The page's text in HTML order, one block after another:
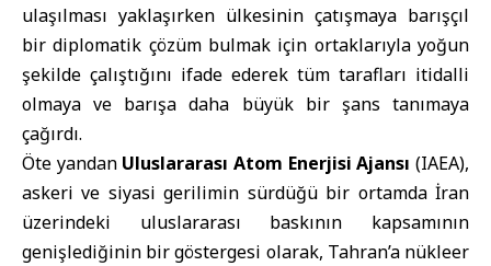
ulaşılması yaklaşırken ülkesinin çatışmaya barışçıl
bir diplomatik çözüm bulmak için ortaklarıyla yoğun
şekilde çalıştığını ifade ederek tüm tarafları itidalli
olmaya ve barışa daha büyük bir şans tanımaya
çağırdı.
Öte yandan Uluslararası Atom Enerjisi Ajansı (IAEA),
askeri ve siyasi gerilimin sürdüğü bir ortamda İran
üzerindeki uluslararası baskının kapsamının
genişlediğinin bir göstergesi olarak, Tahran’a nükleer